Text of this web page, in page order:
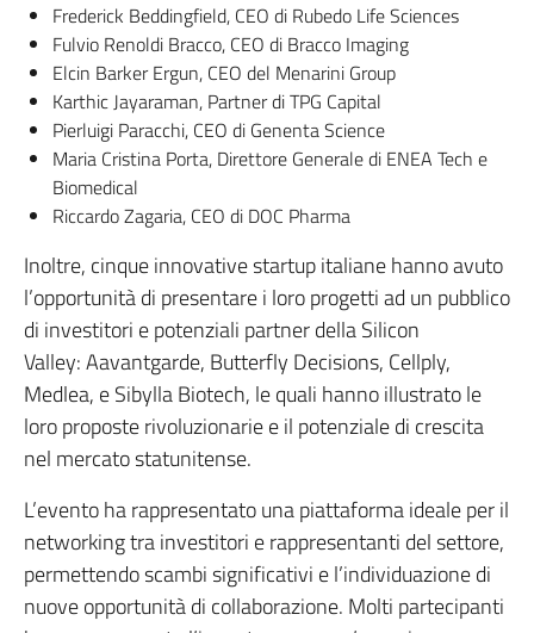
Frederick Beddingfield, CEO di Rubedo Life Sciences
Fulvio Renoldi Bracco, CEO di Bracco Imaging
Elcin Barker Ergun, CEO del Menarini Group
Karthic Jayaraman, Partner di TPG Capital
Pierluigi Paracchi, CEO di Genenta Science
Maria Cristina Porta, Direttore Generale di ENEA Tech e
Biomedical
Riccardo Zagaria, CEO di DOC Pharma
Inoltre, cinque innovative startup italiane hanno avuto
l’opportunità di presentare i loro progetti ad un pubblico
di investitori e potenziali partner della Silicon
Valley: Aavantgarde, Butterfly Decisions, Cellply,
Medlea, e Sibylla Biotech, le quali hanno illustrato le
loro proposte rivoluzionarie e il potenziale di crescita
nel mercato statunitense.
L’evento ha rappresentato una piattaforma ideale per il
networking tra investitori e rappresentanti del settore,
permettendo scambi significativi e l’individuazione di
nuove opportunità di collaborazione. Molti partecipanti